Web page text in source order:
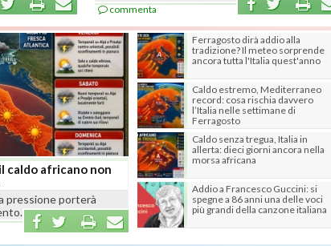
commenta
caldo africano non
pressione porterà
Ferragosto dirà addio alla
tradizione? Il meteo sorprende
ancora tutta l'Italia quest'anno
Caldo estremo, Mediterraneo
record: cosa rischia davvero
l’Italia nelle settimane di
Ferragosto
Caldo senza tregua, Italia in
allerta: dieci giorni ancora nella
morsa africana
Addio a Francesco Guccini: si
spegne a 86 anni una delle voci
più grandi della canzone italiana